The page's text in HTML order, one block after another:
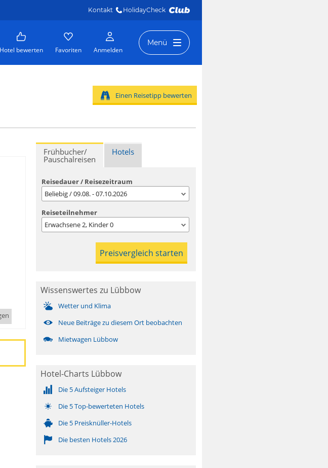
Kontakt HolidayCheck
Hotel bewerten Favoriten Anmelden
Menü
Einen Reisetipp bewerten
Frühbucher/
Pauschalreisen
Hotels
Reisedauer / Reisezeitraum
Beliebig / 09.08. - 07.10.2026
Reiseteilnehmer
Erwachsene2, Kinder0
Wissenswertes zu Lübbow
Wetter und Klima
Neue Beiträge zu diesem Ort beobachten
Mietwagen Lübbow
Hotel-Charts Lübbow
Die 5 Aufsteiger Hotels
Die 5 Top-bewerteten Hotels
Die 5 Preisknüller-Hotels
Die besten Hotels 2026